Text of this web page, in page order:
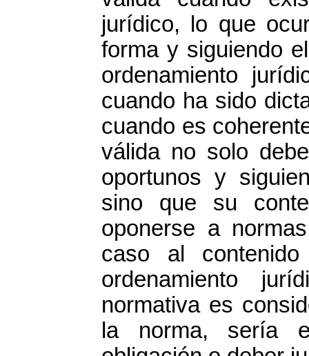
jurídico, lo que
forma y siguiendo
ordenamiento
cuando ha sido
cuando es
válida no solo
oportunos y
sino que su
oponerse a
caso al
ordenamiento
normativa es
la norma, sería